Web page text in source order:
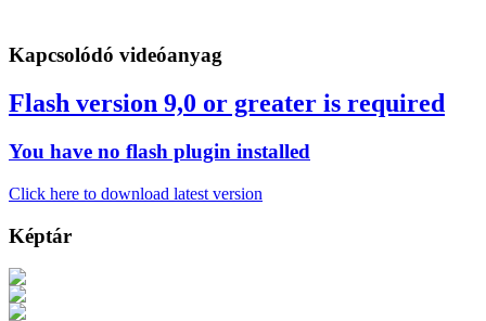
Kapcsolódó videóanyag
Flash version 9,0 or greater is required
You have no flash plugin installed
Click here to download latest version
Képtár